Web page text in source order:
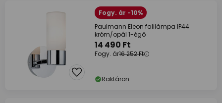
Fogy. ár -10%
Paulmann Eleon falilámpa IP44
króm/opál 1-égő
14 490 Ft
Fogy. ár16 252 Ft
Raktáron